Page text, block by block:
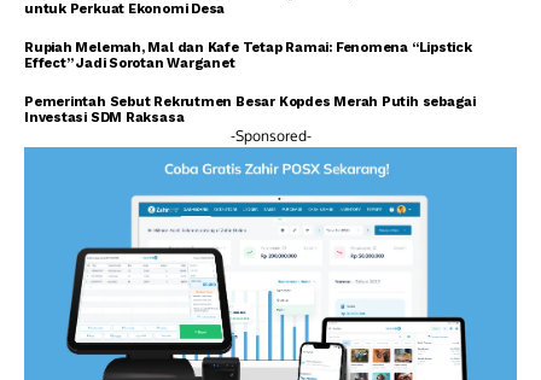
untuk Perkuat Ekonomi Desa
Rupiah Melemah, Mal dan Kafe Tetap Ramai: Fenomena “Lipstick
Effect” Jadi Sorotan Warganet
Pemerintah Sebut Rekrutmen Besar Kopdes Merah Putih sebagai
Investasi SDM Raksasa
-Sponsored-